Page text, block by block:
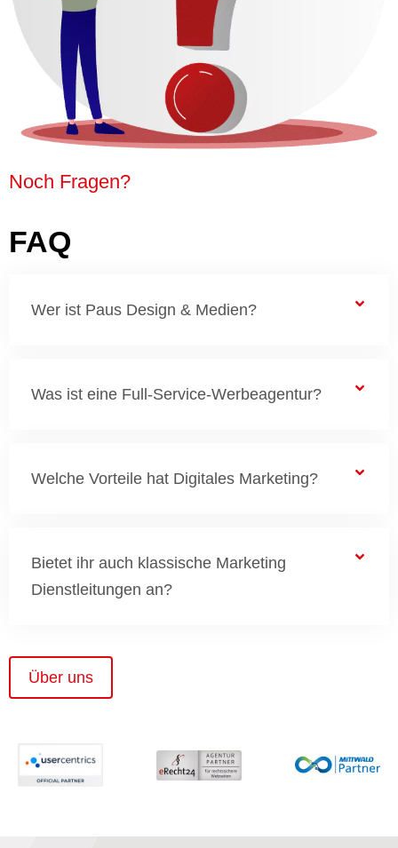
Noch Fragen?
FAQ
Wer ist Paus Design & Medien?
Was ist eine Full-Service-Werbeagentur?
Welche Vorteile hat Digitales Marketing?
Bietet ihr auch klassische Marketing
Dienstleitungen an?
Über uns